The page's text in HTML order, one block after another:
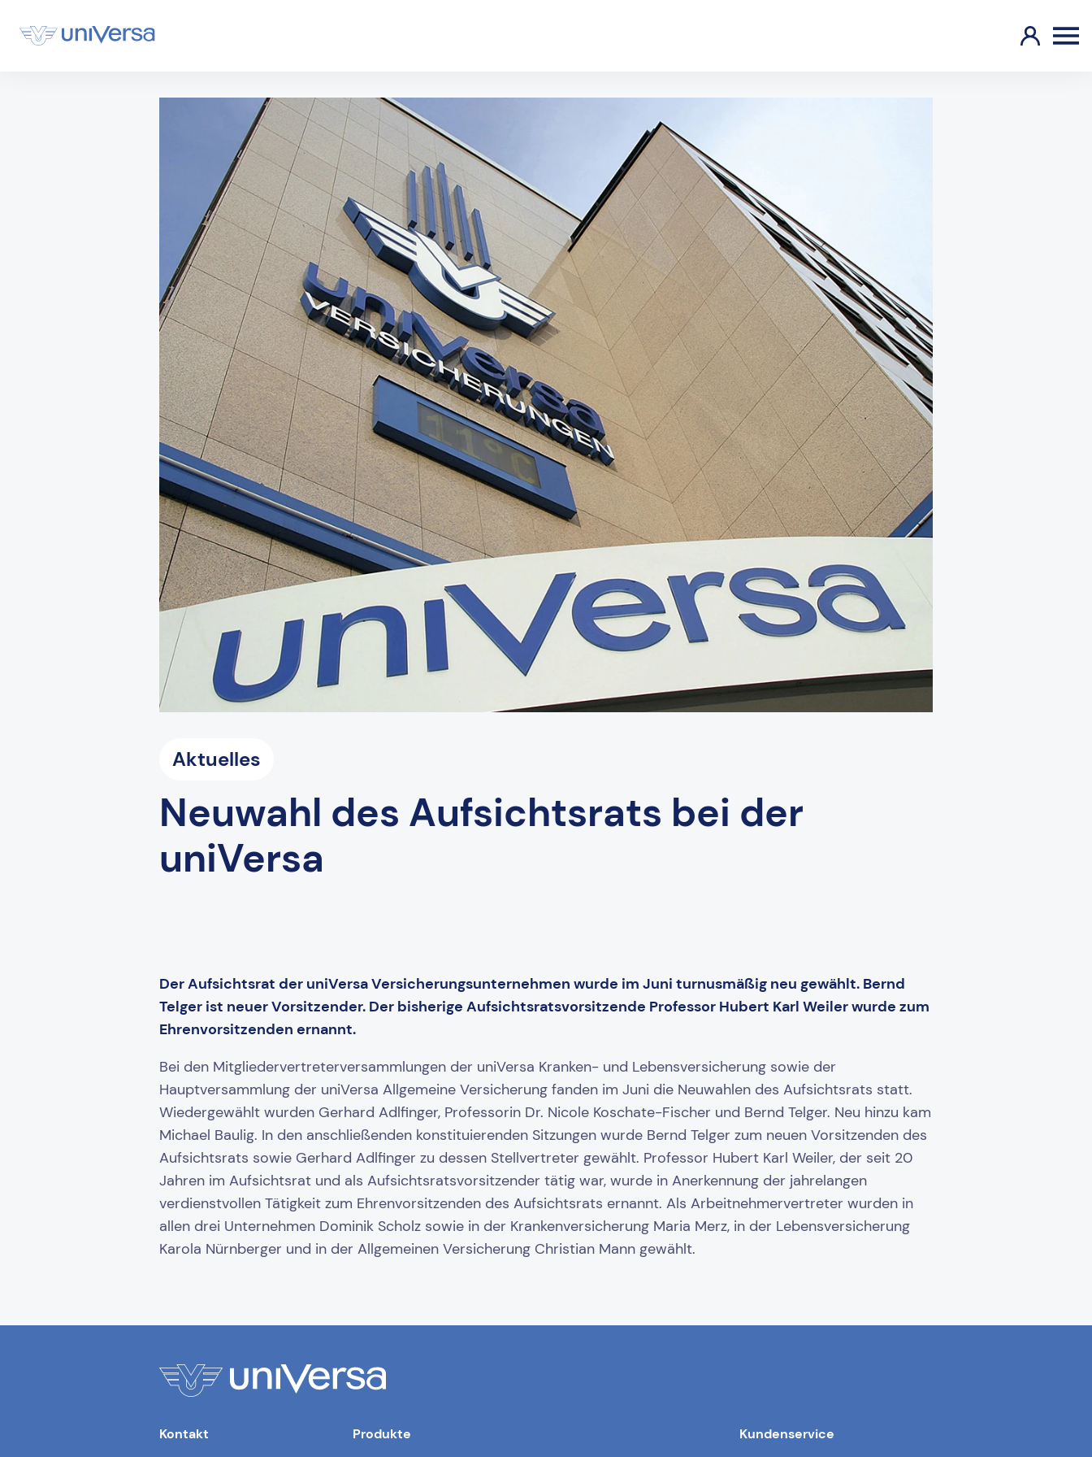
Aktuelles
Neuwahl des Aufsichtsrats bei der
uniVersa
Der Aufsichtsrat der uniVersa Versicherungsunternehmen wurde im Juni turnusmäßig neu gewählt. Bernd
Telger ist neuer Vorsitzender. Der bisherige Aufsichtsratsvorsitzende Professor Hubert Karl Weiler wurde zum
Ehrenvorsitzenden ernannt.
Bei den Mitgliedervertreterversammlungen der uniVersa Kranken- und Lebensversicherung sowie der
Hauptversammlung der uniVersa Allgemeine Versicherung fanden im Juni die Neuwahlen des Aufsichtsrats statt.
Wiedergewählt wurden Gerhard Adlfinger, Professorin Dr. Nicole Koschate-Fischer und Bernd Telger. Neu hinzu kam
Michael Baulig. In den anschließenden konstituierenden Sitzungen wurde Bernd Telger zum neuen Vorsitzenden des
Aufsichtsrats sowie Gerhard Adlfinger zu dessen Stellvertreter gewählt. Professor Hubert Karl Weiler, der seit 20
Jahren im Aufsichtsrat und als Aufsichtsratsvorsitzender tätig war, wurde in Anerkennung der jahrelangen
verdienstvollen Tätigkeit zum Ehrenvorsitzenden des Aufsichtsrats ernannt. Als Arbeitnehmervertreter wurden in
allen drei Unternehmen Dominik Scholz sowie in der Krankenversicherung Maria Merz, in der Lebensversicherung
Karola Nürnberger und in der Allgemeinen Versicherung Christian Mann gewählt.
Kontakt
Produkte
Kundenservice